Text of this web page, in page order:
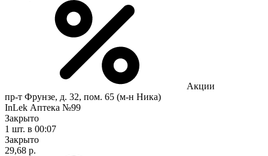
Акции
пр-т Фрунзе, д. 32, пом. 65 (м-н Ника)
InLek Аптека №99
Закрыто
1 шт. в 00:07
Закрыто
29,68 р.